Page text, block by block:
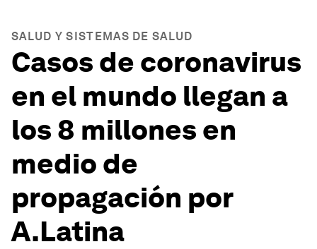
SALUD Y SISTEMAS DE SALUD
Casos de coronavirus
en el mundo llegan a
los 8 millones en
medio de
propagación por
A.Latina